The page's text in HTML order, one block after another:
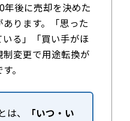
年後に売却を決めた
ります。「思った
る」「買い手がほ
変更で用途転換が
。
、
「いつ・い